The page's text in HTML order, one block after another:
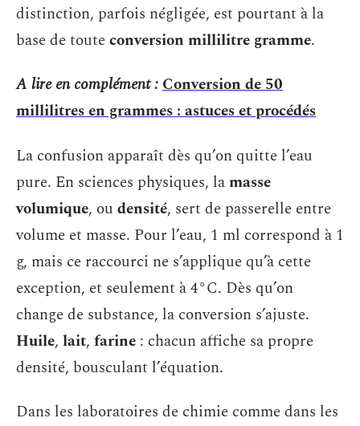
distinction, parfois négligée, est pourtant à la
base de touteconversion millilitre gramme.
A lire en complément :Conversion de 50
millilitres en grammes : astuces et procédés
La confusion apparaît dès qu’on quitte l’eau
pure. En sciences physiques, lamasse
volumique, ou densité, sert de passerelle entre
volume et masse. Pour l’eau, 1 ml correspond à 1
g, mais ce raccourci ne s’applique qu’à cette
exception, et seulement à 4°C. Dès qu’on
change de substance, la conversion s’ajuste.
Huile, lait, farine : chacun affiche sa propre
densité, bousculant l’équation.
Dans les laboratoires de chimie comme dans les